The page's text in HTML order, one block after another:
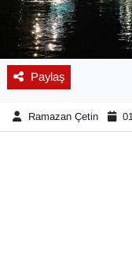
Paylaş
Ramazan Çetin
EĞİTİM
EKONOMİ
Emlak